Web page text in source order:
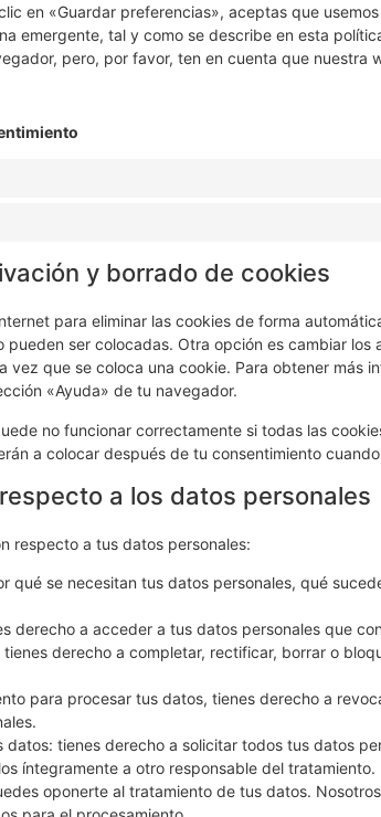
en «Guardar preferencias», aceptas que
emergente, tal y como se describe en esta
pero, por favor, ten en cuenta que nuestra
y borrado de cookies
para eliminar las cookies de forma
ser colocadas. Otra opción es cambiar
vez que se coloca una cookie. Para obtener más
«Ayuda» de tu navegador.
no funcionar correctamente si todas las
a colocar después de tu consentimiento
a los datos personales
respecto a tus datos personales:
qué se necesitan tus datos personales, qué
derecho a acceder a tus datos personales que
derecho a completar, rectificar, borrar o
para procesar tus datos, tienes derecho a
datos: tienes derecho a solicitar todos tus datos
íntegramente a otro responsable del tratamiento.
oponerte al tratamiento de tus datos.